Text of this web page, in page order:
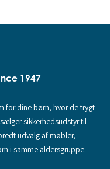
1947
for dine børn, hvor de trygt
sikkerhedsudstyr til
udvalg af møbler,
i samme aldersgruppe.